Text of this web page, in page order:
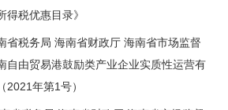
得税优惠目录》
省税务局 海南省财政厅 海南省市场监督
自由贸易港鼓励类产业企业实质性运营有
2021年第1号）